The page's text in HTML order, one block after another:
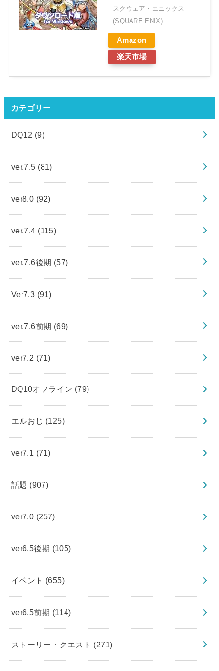
スクウェア・エニックス
(SQUARE ENIX)
Amazon
楽天市場
カテゴリー
DQ12 (9)
ver.7.5 (81)
ver8.0 (92)
ver.7.4 (115)
ver.7.6後期 (57)
Ver7.3 (91)
ver.7.6前期 (69)
ver7.2 (71)
DQ10オフライン (79)
エルおじ (125)
ver7.1 (71)
話題 (907)
ver7.0 (257)
ver6.5後期 (105)
イベント (655)
ver6.5前期 (114)
ストーリー・クエスト (271)